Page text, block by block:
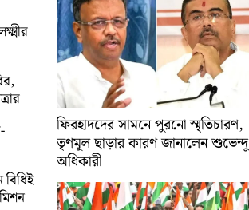
ফিরহাদদের সামনে পুরনো স্মৃতিচারণ,
তৃণমূল ছাড়ার কারণ জানালেন শুভেন্দু
অধিকারী